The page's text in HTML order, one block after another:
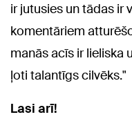
ir jutusies un tādas ir
komentāriem
manās acīs ir lieliska
ļoti talantīgs cilvēks."
Lasi arī!